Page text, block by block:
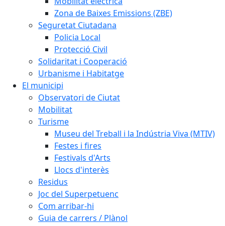
Zona de Baixes Emissions (ZBE)
Seguretat Ciutadana
Policia Local
Protecció Civil
Solidaritat i Cooperació
Urbanisme i Habitatge
El municipi
Observatori de Ciutat
Mobilitat
Turisme
Museu del Treball i la Indústria Viva (MTIV)
Festes i fires
Festivals d'Arts
Llocs d'interès
Residus
Joc del Superpetuenc
Com arribar-hi
Guia de carrers / Plànol